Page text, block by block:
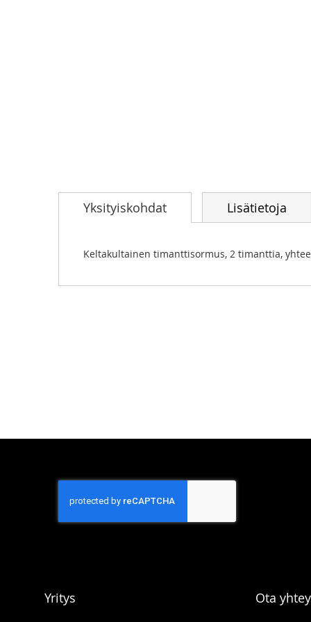
to
Yksityiskohdat
Keltakultainen timanttisormus, 2 timanttia,
Lisätietoja
Yritys Ota